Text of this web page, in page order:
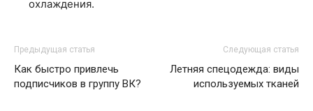
охлаждения.
Предыдущая статья
Как быстро привлечь
подписчиков в группу ВК?
Следующая статья
Летняя спецодежда: виды
используемых тканей